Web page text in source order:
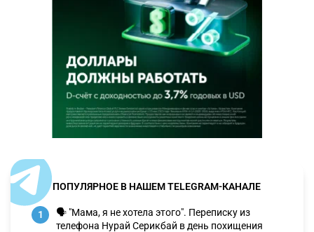
ПОПУЛЯРНОЕ В НАШЕМ TELEGRAM-КАНАЛЕ
1
🗣 "Мама, я не хотела этого". Переписку из
телефона Нурай Серикбай в день похищения